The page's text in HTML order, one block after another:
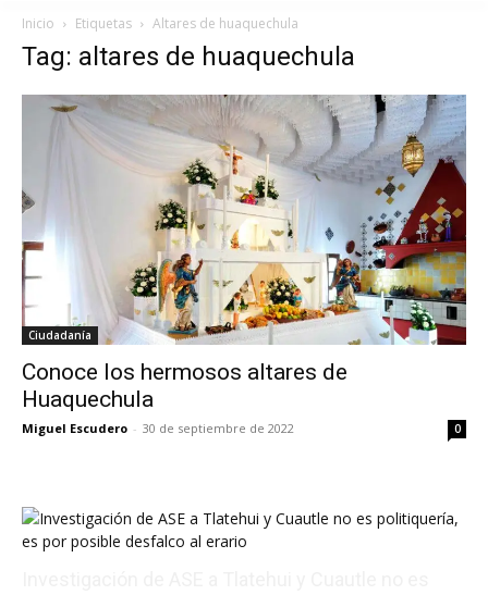
Inicio Etiquetas Altares de huaquechula
Tag: altares de huaquechula
Ciudadanía
Conoce los hermosos altares de
Huaquechula
Miguel Escudero - 30 de septiembre de 2022 0